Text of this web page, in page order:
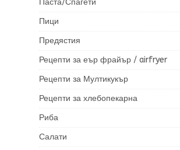
Пици
Предястия
Рецепти за еър фрайър / airfryer
Рецепти за Мултикукър
Рецепти за хлебопекарна
Риба
Салати